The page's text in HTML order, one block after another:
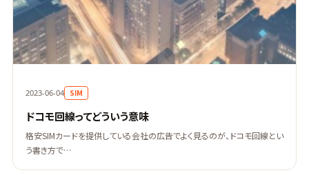
2023-06-04 SIM
ドコモ回線ってどういう意味
格安SIMカードを提供している会社の広告でよく見るのが、ドコモ回線とい
う書き方で…